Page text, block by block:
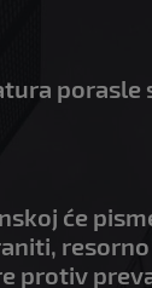
porasle
će
protiv